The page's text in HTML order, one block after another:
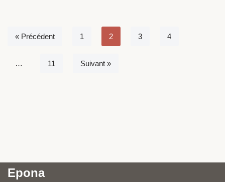
« Précédent 1 2 3 4
… 11 Suivant »
Epona